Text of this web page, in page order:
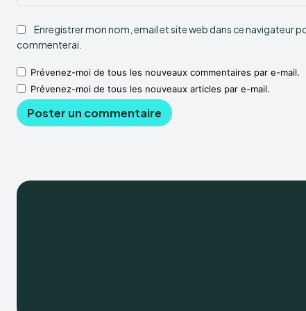
Enregistrer mon nom, email et site web dans ce navigateur
commenterai.
Prévenez-moi de tous les nouveaux commentaires par e-mail.
Prévenez-moi de tous les nouveaux articles par e-mail.